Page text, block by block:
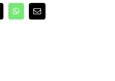
WhatsApp
E-